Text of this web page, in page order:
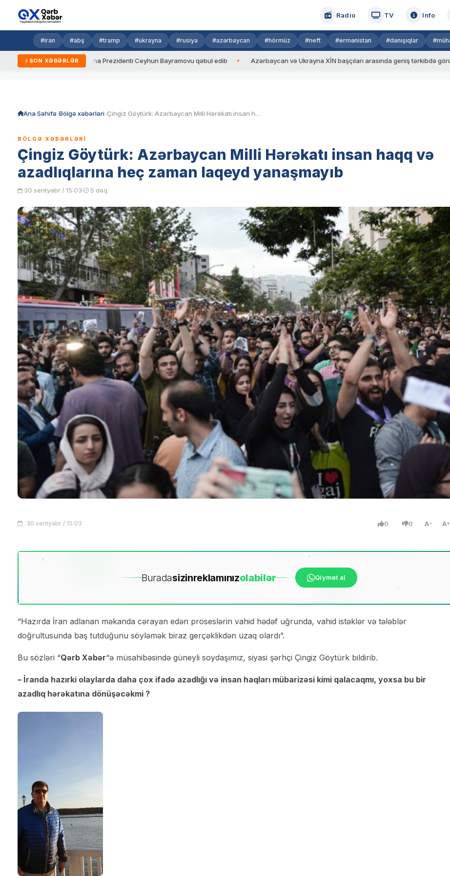
Radio TV Info
#iran #abş #tramp #ukrayna #rusiya #azərbaycan #hörmüz #neft #ermənistan #danışıqlar
SON XƏBƏRLƏR
Ukrayna Prezidenti Ceyhun Bayramovu qəbul edib Azərbaycan və Ukrayna XİN başçıları arasında geniş tərkibdə görüş keçirilib
Ana Səhifə Bölgə xəbərləri Çingiz Göytürk: Azərbaycan Milli Hərəkatı insan haqq və azadlıqlarına heç zaman laqeyd yanaşmayıb
BÖLGƏ XƏBƏRLƏRI
Çingiz Göytürk: Azərbaycan Milli Hərəkatı insan haqq və
azadlıqlarına heç zaman laqeyd yanaşmayıb
30 sentyabr / 15:03 5 dəq
30 sentyabr / 15:03 0 0 A A
Buradasizinreklamınızolabilər Qiymət al
“Hazırda İran adlanan məkanda cərayan edən proseslərin vahid hədəf uğrunda, vahid istəklər və tələblər
doğrultusunda baş tutduğunu söyləmək biraz gerçəklikdən uzaq olardı”.
Bu sözləri “Qərb Xəbər“ə müsahibəsində güneyli soydaşımız, siyasi şərhçi Çingiz Göytürk bildirib.
– İranda hazırki olaylarda daha çox ifadə azadlığı və insan haqları mübarizəsi kimi qalacaqmı, yoxsa bu bir
azadlıq hərəkatına dönüşəcəkmi ?